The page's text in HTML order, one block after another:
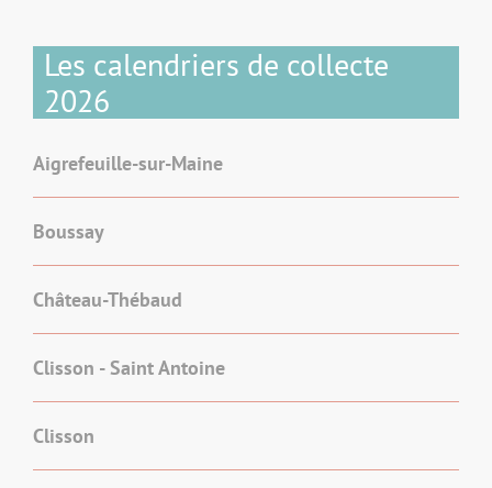
Les calendriers de collecte
2026
Aigrefeuille-sur-Maine
Boussay
Château-Thébaud
Clisson - Saint Antoine
Clisson